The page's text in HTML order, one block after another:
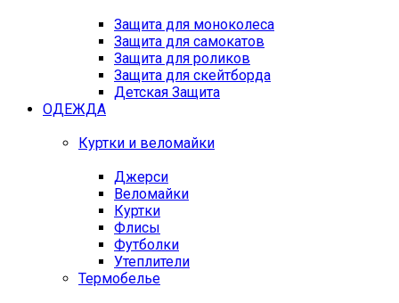
Защита для моноколеса
Защита для самокатов
Защита для роликов
Защита для скейтборда
Детская Защита
ОДЕЖДА
Куртки и веломайки
Джерси
Веломайки
Куртки
Флисы
Футболки
Утеплители
Термобелье